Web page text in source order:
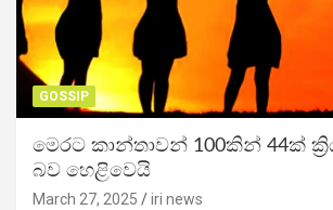
GOSSIP
මෙරට කාන්තාවන් 100කින් 44ක්
බව හෙළිවෙයි
March 27, 2025 iri news